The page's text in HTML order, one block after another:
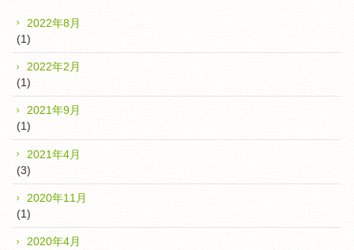
2022年8月
(1)
2022年2月
(1)
2021年9月
(1)
2021年4月
(3)
2020年11月
(1)
2020年4月